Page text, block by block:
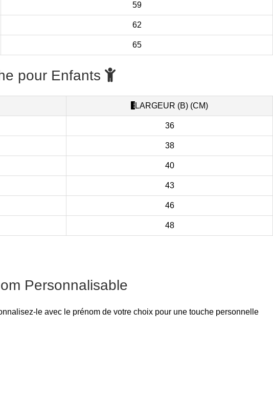
59
62
65
pour Enfants
LARGEUR (B) (CM)
36
38
40
43
46
48
Personnalisable
le avec le prénom de votre choix pour une touche personnelle